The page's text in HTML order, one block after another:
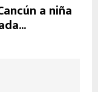
a niña